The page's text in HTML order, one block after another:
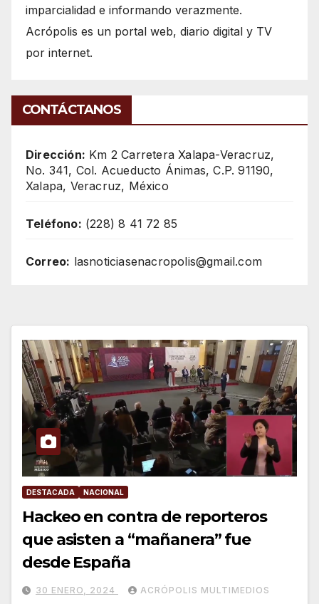
imparcialidad e informando verazmente.
Acrópolis es un portal web, diario digital y TV
por internet.
CONTÁCTANOS
Dirección: Km 2 Carretera Xalapa-Veracruz,
No. 341, Col. Acueducto Ánimas, C.P. 91190,
Xalapa, Veracruz, México
Teléfono: (228) 8 41 72 85
Correo: lasnoticiasenacropolis@gmail.com
DESTACADA NACIONAL
Hackeo en contra de reporteros
que asisten a “mañanera” fue
desde España
30 ENERO, 2024 ACRÓPOLIS MULTIMEDIOS